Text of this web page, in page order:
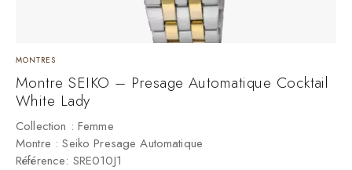
MONTRES
Montre SEIKO – Presage Automatique Cocktail
White Lady
Collection : Femme
Montre : Seiko Presage Automatique
Référence: SRE010J1